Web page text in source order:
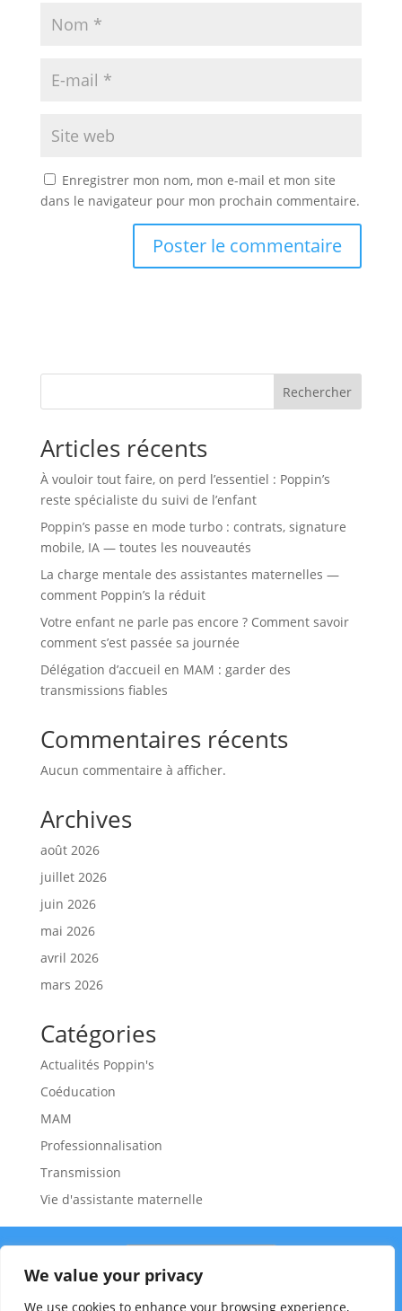
We value your privacy
We use cookies to enhance your browsing experience,
Enregistrer mon nom, mon e-mail et mon site
dans le navigateur pour mon prochain commentaire.
Rechercher
Articles récents
À vouloir tout faire, on perd l’essentiel : Poppin’s
reste spécialiste du suivi de l’enfant
Poppin’s passe en mode turbo : contrats, signature
mobile, IA — toutes les nouveautés
La charge mentale des assistantes maternelles —
comment Poppin’s la réduit
Votre enfant ne parle pas encore ? Comment savoir
comment s’est passée sa journée
Délégation d’accueil en MAM : garder des
transmissions fiables
Commentaires récents
Aucun commentaire à afficher.
Archives
août 2026
juillet 2026
juin 2026
mai 2026
avril 2026
mars 2026
Catégories
Actualités Poppin's
Coéducation
MAM
Professionnalisation
Transmission
Vie d'assistante maternelle